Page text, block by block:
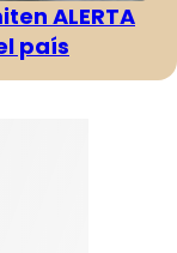
ALERTA
país